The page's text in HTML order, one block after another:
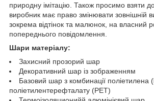
природну імітацію. Також просимо взяти
виробник має право змінювати зовнішній
зокрема відтінок та малюнок, на власний
попереднього повідомлення.
Шари матеріалу:
Захисний прозорий шар
Декоративний шар із зображенням
Базовий шар з комбинації поліетилена
поліетилентерефталату (PET)